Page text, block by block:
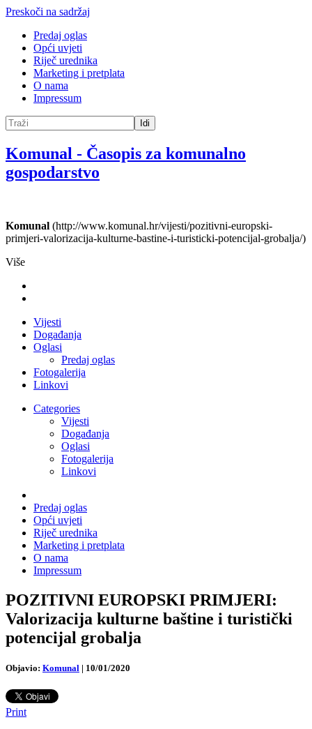
Preskoči na sadržaj
Predaj oglas
Opći uvjeti
Riječ urednika
Marketing i pretplata
O nama
Impressum
Idi
Komunal - Časopis za komunalno
gospodarstvo
Komunal (http://www.komunal.hr/vijesti/pozitivni-europski-
primjeri-valorizacija-kulturne-bastine-i-turisticki-potencijal-grobalja/)
Više
Vijesti
Događanja
Oglasi
Predaj oglas
Fotogalerija
Linkovi
Categories
Vijesti
Događanja
Oglasi
Fotogalerija
Linkovi
Predaj oglas
Opći uvjeti
Riječ urednika
Marketing i pretplata
O nama
Impressum
POZITIVNI EUROPSKI PRIMJERI:
Valorizacija kulturne baštine i turistički
potencijal grobalja
Objavio: Komunal | 10/01/2020
Print